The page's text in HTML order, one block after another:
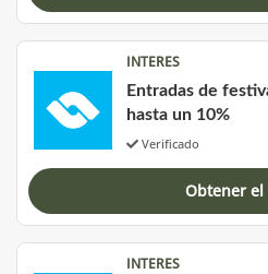
INTERES
Entradas de
hasta un 10%
Verificado
Obtener
INTERES